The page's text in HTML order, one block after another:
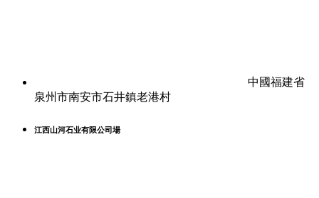
中國福建省
泉州市南安市石井鎮老港村
江西山河石业有限公司場